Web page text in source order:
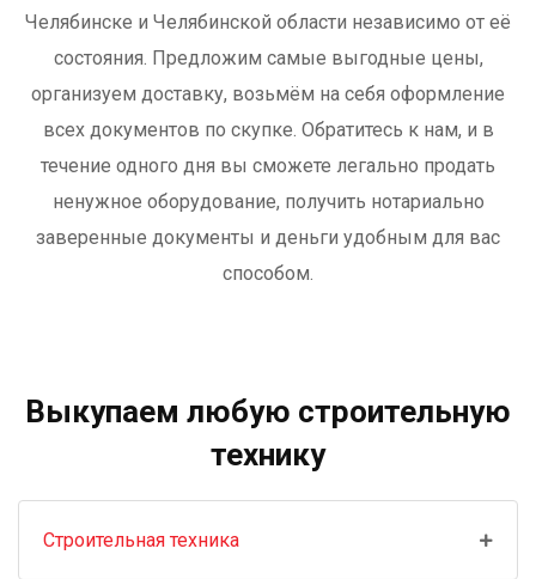
Челябинске и Челябинской области независимо от её
состояния. Предложим самые выгодные цены,
организуем доставку, возьмём на себя оформление
всех документов по скупке. Обратитесь к нам, и в
течение одного дня вы сможете легально продать
ненужное оборудование, получить нотариально
заверенные документы и деньги удобным для вас
способом.
Выкупаем любую строительную
технику
Строительная техника